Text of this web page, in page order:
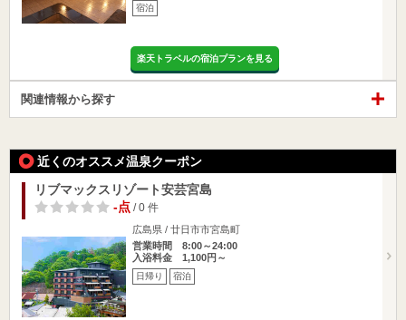
宿泊
楽天トラベルの宿泊プランを見る
関連情報から探す
近くのオススメ温泉クーポン
リブマックスリゾート安芸宮島
-点/ 0 件
広島県 / 廿日市市宮島町
営業時間 8:00～24:00
入浴料金 1,100円～
日帰り 宿泊